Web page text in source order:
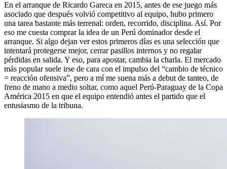
En el arranque de Ricardo Gareca en 2015, antes de ese juego más
asociado que después volvió competitivo al equipo, hubo primero
una tarea bastante más terrenal: orden, recorrido, disciplina. Así. Por
eso me cuesta comprar la idea de un Perú dominador desde el
arranque. Si algo dejan ver estos primeros días es una selección que
intentará protegerse mejor, cerrar pasillos internos y no regalar
pérdidas en salida. Y eso, para apostar, cambia la charla. El mercado
más popular suele irse de cara con el impulso del “cambio de técnico
= reacción ofensiva”, pero a mí me suena más a debut de tanteo, de
freno de mano a medio soltar, como aquel Perú-Paraguay de la Copa
América 2015 en que el equipo entendió antes el partido que el
entusiasmo de la tribuna.